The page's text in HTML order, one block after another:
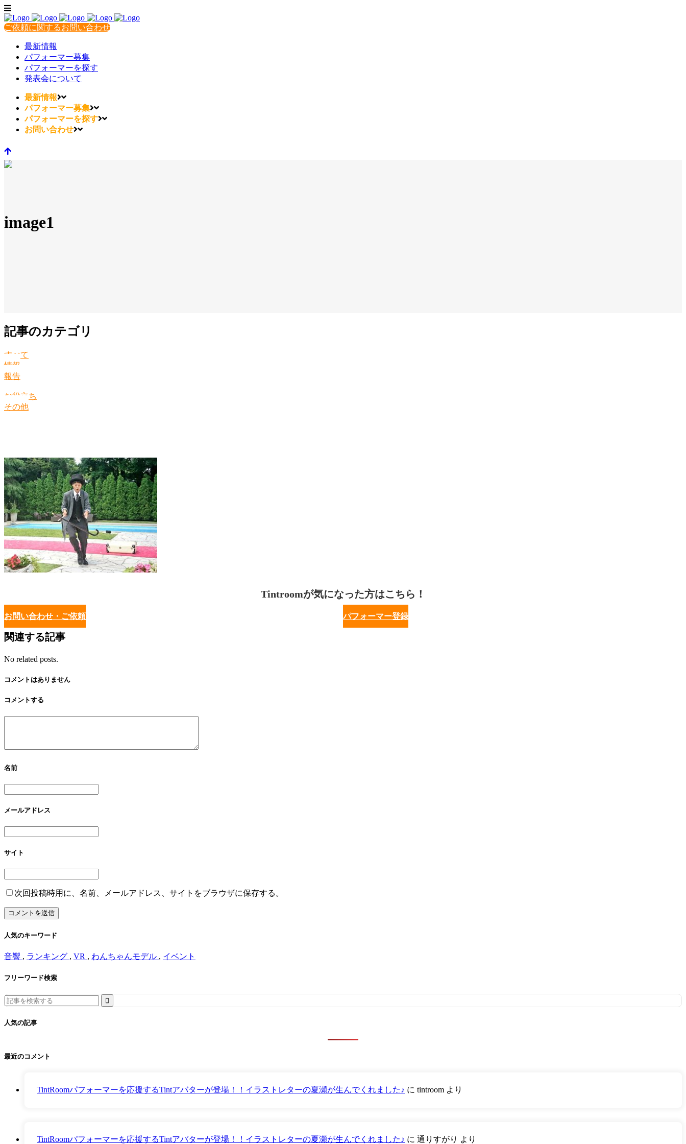
ご依頼に関するお問い合わせ
最新情報
パフォーマー募集
パフォーマーを探す
発表会について
最新情報
パフォーマー募集
パフォーマーを探す
お問い合わせ
image1
記事のカテゴリ
すべて
情報
報告
お役立ち
その他
Tintroomが気になった方はこちら！
お問い合わせ・ご依頼 パフォーマー登録
関連する記事
No related posts.
コメントはありません
コメントする
名前
メールアドレス
サイト
次回投稿時用に、名前、メールアドレス、サイトをブラウザに保存する。
人気のキーワード
音響 , ランキング , VR , わんちゃんモデル , イベント
フリーワード検索
Search
for:
人気の記事
最近のコメント
TintRoomパフォーマーを応援するTintアバターが登場！！イラストレターの夏瀬が生んでくれました♪ に tintroom より
TintRoomパフォーマーを応援するTintアバターが登場！！イラストレターの夏瀬が生んでくれました♪ に 通りすがり より